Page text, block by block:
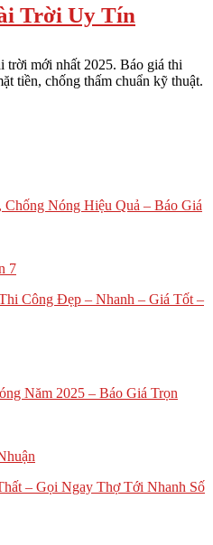
Trời Uy Tín
trời mới nhất 2025. Báo giá thi
tiền, chống thấm chuẩn kỹ thuật.
Nóng Hiệu Quả – Báo Giá
Công Đẹp – Nhanh – Giá Tốt –
Năm 2025 – Báo Giá Trọn
– Gọi Ngay Thợ Tới Nhanh Số